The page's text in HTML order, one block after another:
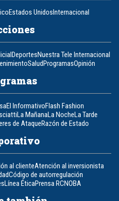
Estados UnidosInternacional
DeportesNuestra Tele Internacional
SaludProgramasOpinión
El InformativoFlash Fashion
La MañanaLa NocheLa Tarde
de AtaqueRazón de Estado
al clienteAtención al inversionista
Código de autorregulación
Línea ÉticaPrensa RCNOBA